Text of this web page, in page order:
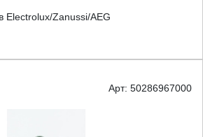
Electrolux/Zanussi/AEG
Арт: 50286967000